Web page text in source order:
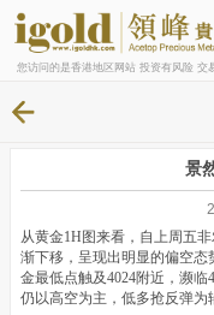
您访问的是香港地区网站 投资有风险 交
景
从黄金1H图来看，自上周五
渐下移，呈现出明显的偏空
金最低点触及4024附近，濒
仍以高空为主，低多抢反弹为